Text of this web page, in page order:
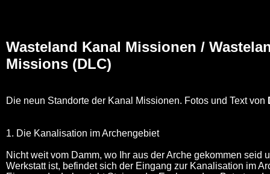
Wasteland Kanal Missionen /
Missions (DLC)
Die neun Standorte der Kanal Missionen. Fotos und Text von
1. Die Kanalisation im Archengebiet
Nicht weit vom Damm, wo Ihr aus der Arche gekommen seid
Werkstatt ist, befindet sich der Eingang zur Kanalisation im